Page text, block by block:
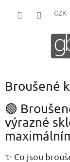
CZK
Broušené
🟢
výrazné
✨ Co jsou